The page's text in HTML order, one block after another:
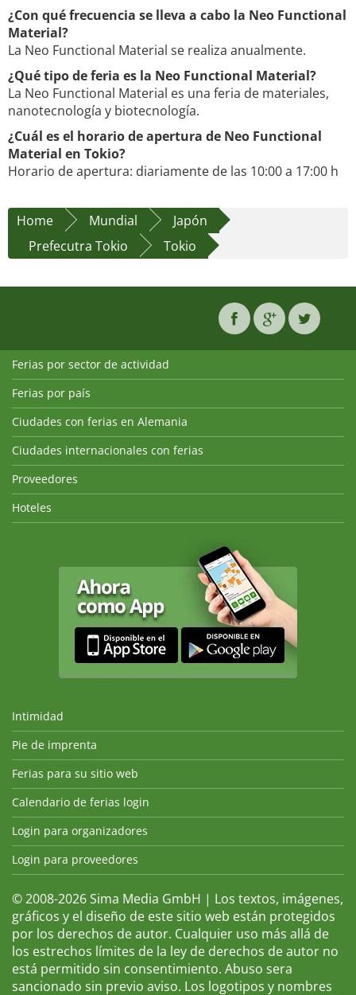
¿Con qué frecuencia se lleva a cabo la Neo Functional
Material?
La Neo Functional Material se realiza anualmente.
¿Qué tipo de feria es la Neo Functional Material?
La Neo Functional Material es una feria de materiales,
nanotecnología y biotecnología.
¿Cuál es el horario de apertura de Neo Functional
Material en Tokio?
Horario de apertura: diariamente de las 10:00 a 17:00 h
Home Mundial
Japón
Prefecutra Tokio
Tokio
Ferias por sector de actividad
Ferias por país
Ciudades con ferias en Alemania
Ciudades internacionales con ferias
Proveedores
Hoteles
Intimidad
Pie de imprenta
Ferias para su sitio web
Calendario de ferias login
Login para organizadores
Login para proveedores
© 2008-2026 Sima Media GmbH | Los textos, imágenes,
gráficos y el diseño de este sitio web están protegidos
por los derechos de autor. Cualquier uso más allá de
los estrechos límites de la ley de derechos de autor no
está permitido sin consentimiento. Abuso sera
sancionado sin previo aviso. Los logotipos y nombres